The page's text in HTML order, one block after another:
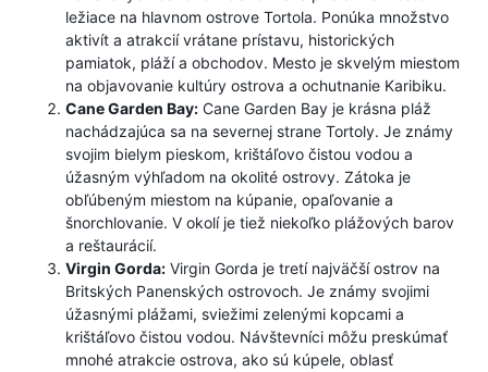
ležiace na hlavnom ostrove Tortola. Ponúka množstvo
aktivít a atrakcií vrátane prístavu, historických
pamiatok, pláží a obchodov. Mesto je skvelým miestom
na objavovanie kultúry ostrova a ochutnanie Karibiku.
Cane Garden Bay: Cane Garden Bay je krásna pláž
nachádzajúca sa na severnej strane Tortoly. Je známy
svojim bielym pieskom, krištáľovo čistou vodou a
úžasným výhľadom na okolité ostrovy. Zátoka je
obľúbeným miestom na kúpanie, opaľovanie a
šnorchlovanie. V okolí je tiež niekoľko plážových barov
a reštaurácií.
Virgin Gorda: Virgin Gorda je tretí najväčší ostrov na
Britských Panenských ostrovoch. Je známy svojimi
úžasnými plážami, sviežimi zelenými kopcami a
krištáľovo čistou vodou. Návštevníci môžu preskúmať
mnohé atrakcie ostrova, ako sú kúpele, oblasť